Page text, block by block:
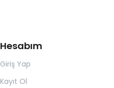
Hesabım
Giriş Yap
Kayıt Ol